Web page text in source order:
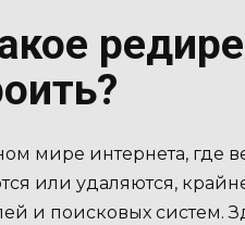
мире интернета, где
или удаляются,
и поисковых систем.